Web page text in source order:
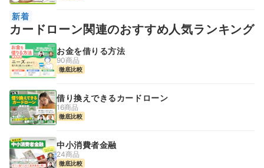
新着
カードローン関連のおすすめ人気ランキング
お金を借りる方法
90商品
徹底比較
借り換えできるカードローン
16商品
徹底比較
中小消費者金融
24商品
徹底比較